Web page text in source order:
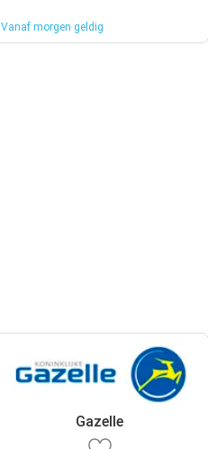
Vanaf morgen geldig
Gazelle